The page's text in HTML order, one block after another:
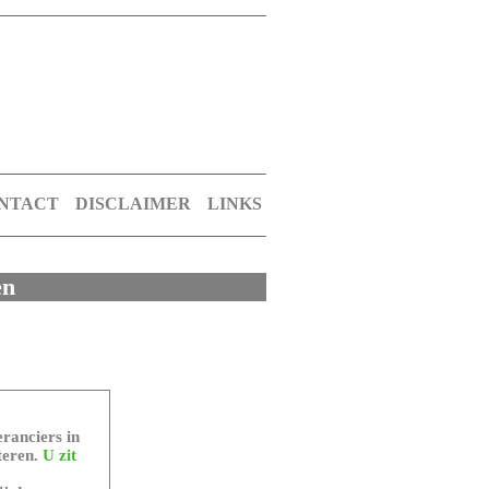
DISCLAIMER LINKS
in
U zit